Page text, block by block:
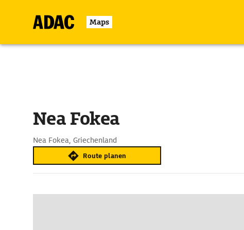
Maps
Nea Fokea
Nea Fokea, Griechenland
Route planen